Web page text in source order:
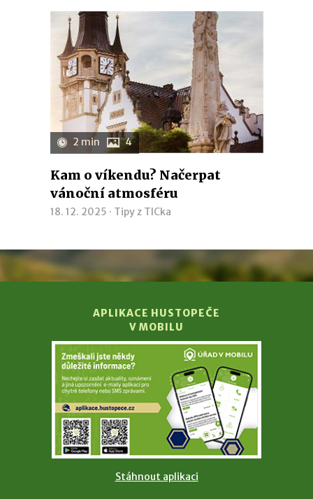
2 min 4
Kam o víkendu? Načerpat
vánoční atmosféru
18. 12. 2025 · Tipy z TICka
APLIKACE HUSTOPEČE
V MOBILU
Stáhnout aplikaci